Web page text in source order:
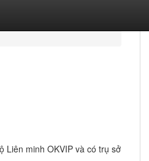
Liên minh OKVIP và có trụ sở